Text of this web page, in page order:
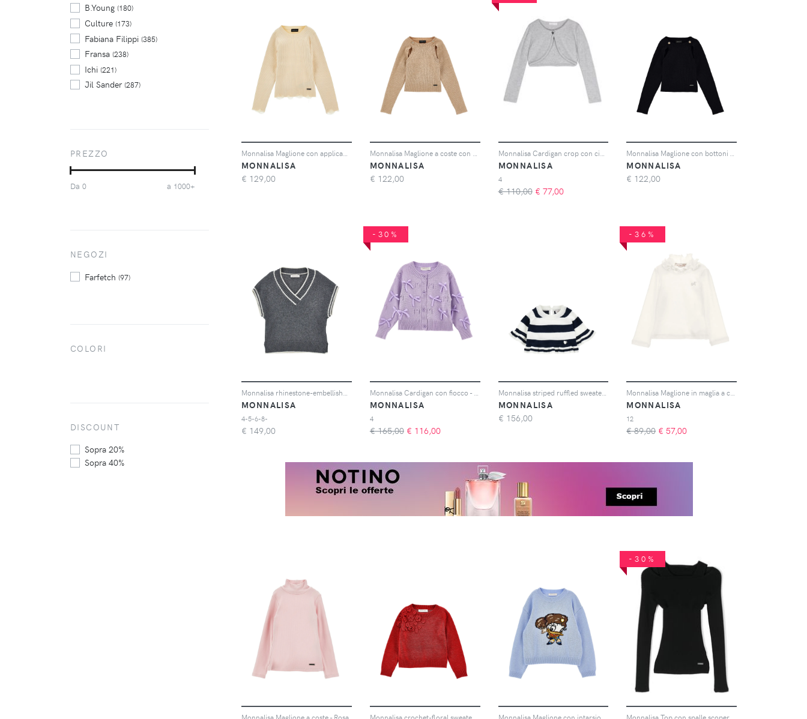
MONNALISA
€ 129,00
MONNALISA
€ 122,00
MONNALISA
4
€ 110,00 € 77,00
MONNALISA
€ 122,00
MONNALISA
4-5-6-8-
€ 149,00
-30%
MONNALISA
4
€ 165,00 € 116,00
Monnalisa striped ruffled sweater - Bianco
MONNALISA
€ 156,00
-36%
MONNALISA
12
€ 89,00 € 57,00
Monnalisa Maglione a coste - Rosa Monnalisa crochet-floral sweater - Rosso
-30%
B.Young (180)
Culture (173)
Fabiana Filippi (385)
Fransa (238)
Ichi (221)
Jil Sander(287)
Pepe Jeans
Superdry
PREZZO
Da 0 a 1000+
NEGOZI
Farfetch (97)
COLORI
DISCOUNT
Sopra 20%
Sopra 40%